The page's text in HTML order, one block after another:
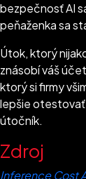
bezpečnosť AI
peňaženka sa
Útok, ktorý
znásobí váš
ktorý si firmy
lepšie otestovať
útočník.
Zdroj
Inference Cost